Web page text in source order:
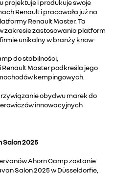
projektuje i produkuje swoje
Renault i pracowała już na
Renault Master. Ta
zakresie zastosowania platform
unikalny w branży know-
do stabilności,
Master podkreśla jego
kempingowych.
obydwu marek do
innowacyjnych
Salon 2025
Ahorn Camp zostanie
Salon 2025 w Düsseldorfie,